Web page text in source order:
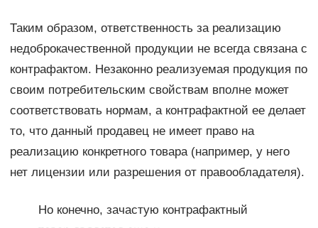
Таким образом, ответственность за реализацию
недоброкачественной продукции не всегда связана с
контрафактом. Незаконно реализуемая продукция по
своим потребительским свойствам вполне может
соответствовать нормам, а контрафактной ее делает
то, что данный продавец не имеет право на
реализацию конкретного товара (например, у него
нет лицензии или разрешения от правообладателя).
Но конечно, зачастую контрафактный